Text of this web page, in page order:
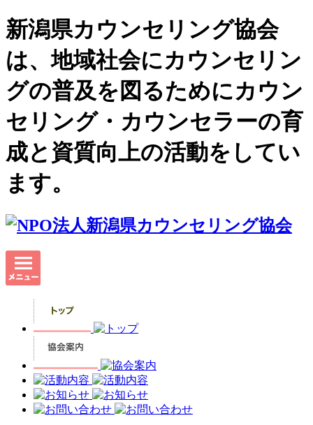
新潟県カウンセリング協会
は、地域社会にカウンセリン
グの普及を図るためにカウン
セリング・カウンセラーの育
成と資質向上の活動をしてい
ます。